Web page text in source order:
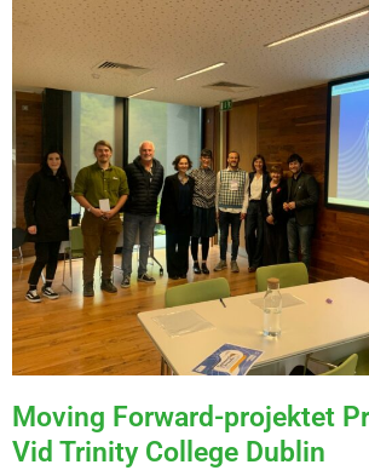
Moving Forward-projektet
Vid Trinity College Dublin